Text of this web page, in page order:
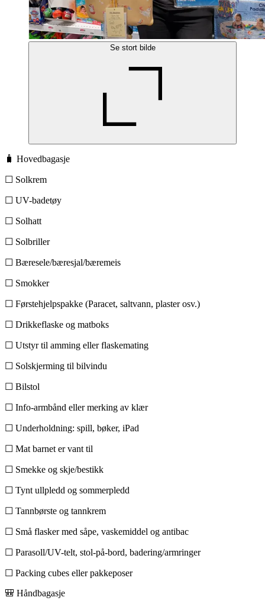
Se stort bilde
🧳 Hovedbagasje
☐ Solkrem
☐ UV-badetøy
☐ Solhatt
☐ Solbriller
☐ Bæresele/bæresjal/bæremeis
☐ Smokker
☐ Førstehjelpspakke (Paracet, saltvann, plaster osv.)
☐ Drikkeflaske og matboks
☐ Utstyr til amming eller flaskemating
☐ Solskjerming til bilvindu
☐ Bilstol
☐ Info-armbånd eller merking av klær
☐ Underholdning: spill, bøker, iPad
☐ Mat barnet er vant til
☐ Smekke og skje/bestikk
☐ Tynt ullpledd og sommerpledd
☐ Tannbørste og tannkrem
☐ Små flasker med såpe, vaskemiddel og antibac
☐ Parasoll/UV-telt, stol-på-bord, badering/armringer
☐ Packing cubes eller pakkeposer
🎒 Håndbagasje